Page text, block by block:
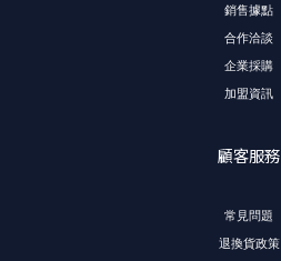
銷售據點
合作洽談
企業採購
加盟資訊
顧客服務
常見問題
退換貨政策